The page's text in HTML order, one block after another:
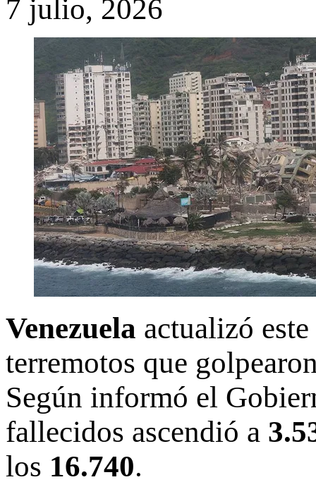
7 julio, 2026
Venezuela actualizó
terremotos que
Según informó el
fallecidos ascendió a
los 16.740.